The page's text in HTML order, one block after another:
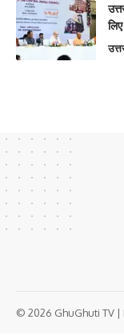
© 2026 GhuGhuti TV |